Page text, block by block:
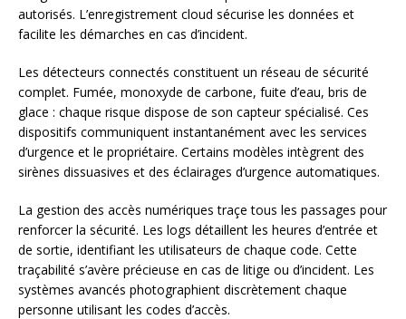
autorisés. L’enregistrement cloud sécurise les données et
facilite les démarches en cas d’incident.
Les détecteurs connectés constituent un réseau de sécurité
complet. Fumée, monoxyde de carbone, fuite d’eau, bris de
glace : chaque risque dispose de son capteur spécialisé. Ces
dispositifs communiquent instantanément avec les services
d’urgence et le propriétaire. Certains modèles intègrent des
sirènes dissuasives et des éclairages d’urgence automatiques.
La gestion des accès numériques traçe tous les passages pour
renforcer la sécurité. Les logs détaillent les heures d’entrée et
de sortie, identifiant les utilisateurs de chaque code. Cette
traçabilité s’avère précieuse en cas de litige ou d’incident. Les
systèmes avancés photographient discrètement chaque
personne utilisant les codes d’accès.